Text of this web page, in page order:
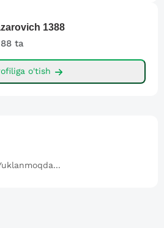
1388
ta
o'tish